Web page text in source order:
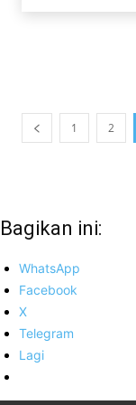
1 2
Bagikan ini:
WhatsApp
Facebook
X
Telegram
Lagi